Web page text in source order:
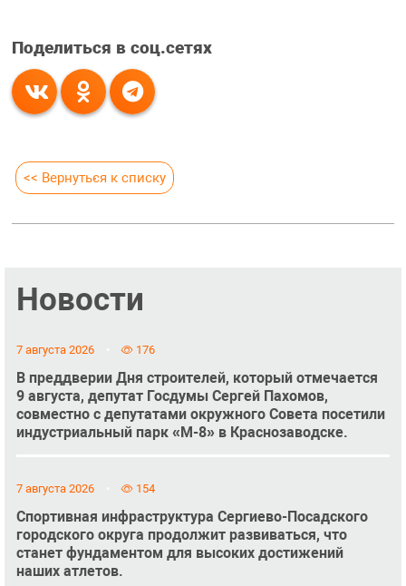
Поделиться в соц.сетях
<< Вернуться к списку
Новости
7 августа 2026 176
В преддверии Дня строителей, который отмечается
9 августа, депутат Госдумы Сергей Пахомов,
совместно с депутатами окружного Совета посетили
индустриальный парк «М-8» в Краснозаводске.
7 августа 2026 154
Спортивная инфраструктура Сергиево-Посадского
городского округа продолжит развиваться, что
станет фундаментом для высоких достижений
наших атлетов.